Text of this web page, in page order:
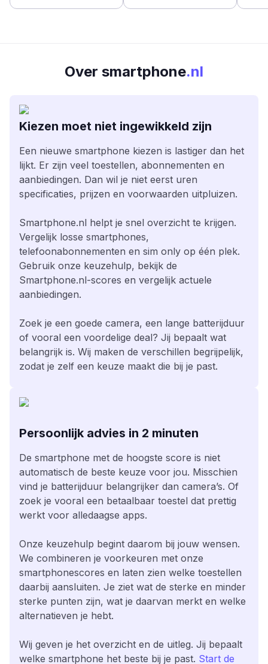
Over smartphone.nl
Kiezen moet niet ingewikkeld zijn
Een nieuwe smartphone kiezen is lastiger dan het
lijkt. Er zijn veel toestellen, abonnementen en
aanbiedingen. Dan wil je niet eerst uren
specificaties, prijzen en voorwaarden uitpluizen.
Smartphone.nl helpt je snel overzicht te krijgen.
Vergelijk losse smartphones,
telefoonabonnementen en sim only op één plek.
Gebruik onze keuzehulp, bekijk de
Smartphone.nl-scores en vergelijk actuele
aanbiedingen.
Zoek je een goede camera, een lange batterijduur
of vooral een voordelige deal? Jij bepaalt wat
belangrijk is. Wij maken de verschillen begrijpelijk,
zodat je zelf een keuze maakt die bij je past.
Persoonlijk advies in 2 minuten
De smartphone met de hoogste score is niet
automatisch de beste keuze voor jou. Misschien
vind je batterijduur belangrijker dan camera’s. Of
zoek je vooral een betaalbaar toestel dat prettig
werkt voor alledaagse apps.
Onze keuzehulp begint daarom bij jouw wensen.
We combineren je voorkeuren met onze
smartphonescores en laten zien welke toestellen
daarbij aansluiten. Je ziet wat de sterke en minder
sterke punten zijn, wat je daarvan merkt en welke
alternatieven je hebt.
Wij geven je het overzicht en de uitleg. Jij bepaalt
welke smartphone het beste bij je past. Start de